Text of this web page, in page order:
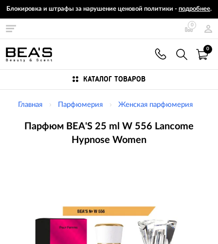
Блокировка и штрафы за нарушение ценовой политики - подробнее.
0
0
КАТАЛОГ ТОВАРОВ
Главная Парфюмерия Женская парфюмерия
Парфюм BEA'S 25 ml W 556 Lancome
Hypnose Women